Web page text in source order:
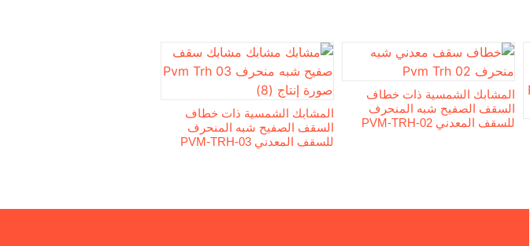
المشابك الشمسية ذات خطاف
السقف الصفيح شبه المنحرف
للسقف المعدني PVM-TRH-02
المشابك الشمسية ذات خطاف
السقف الصفيح شبه المنحرف
للسقف المعدني PVM-TRH-03